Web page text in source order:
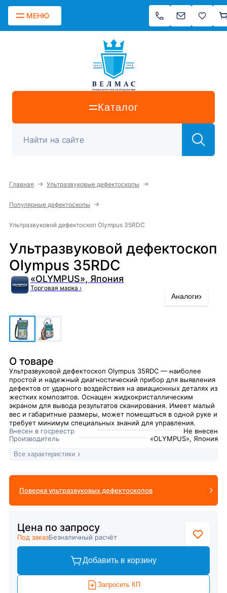
МЕНЮ
Каталог
Главная → Ультразвуковые дефектоскопы →
Популярные дефектоскопы →
Ультразвуковой дефектоскоп Olympus 35RDC
Ультразвуковой дефектоскоп
Olympus 35RDC
«OLYMPUS», Япония
Торговая марка ›
Аналоги›
О товаре
Ультразвуковой дефектоскоп Olympus 35RDC — наиболее
простой и надежный диагностический прибор для выявления
дефектов от ударного воздействия на авиационных деталях из
жестких композитов. Оснащен жидкокристаллическим
экраном для вывода результатов сканирования. Имеет малый
вес и габаритные размеры, может помещаться в одной руке и
требует минимум специальных знаний для управления.
Внесен в госреестр
Не внесен
Производитель
«OLYMPUS», Япония
Все характеристики
Поверка ультразвуковых дефектоскопов
Цена по запросу
Под заказБезналичный расчёт
Добавить в корзину
Запросить КП